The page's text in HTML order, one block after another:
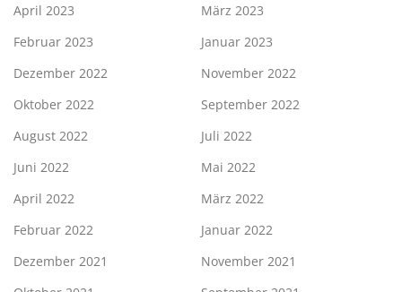
April 2023
März 2023
Februar 2023
Januar 2023
Dezember 2022
November 2022
Oktober 2022
September 2022
August 2022
Juli 2022
Juni 2022
Mai 2022
April 2022
März 2022
Februar 2022
Januar 2022
Dezember 2021
November 2021